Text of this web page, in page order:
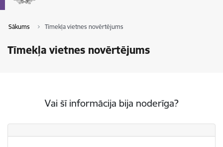
Sākums Tīmekļa vietnes novērtējums
Tīmekļa vietnes novērtējums
Vai šī informācija bija noderīga?
Vai šī informācija bija noderīga?